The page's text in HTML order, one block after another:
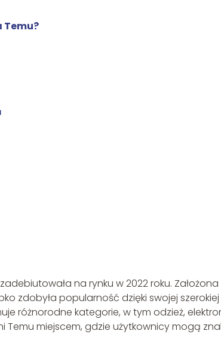
Temu?
na rynku w 2022 roku. Założona
zdobyła popularność dzięki swojej szerokiej
różnorodne kategorie, w tym odzież,
miejscem, gdzie użytkownicy mogą